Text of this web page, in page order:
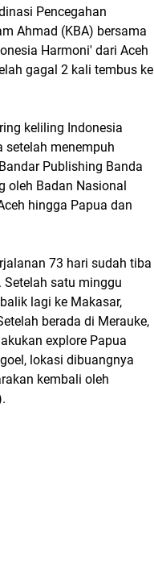
Pencegahan
Ahmad (KBA) bersama
Harmoni' dari Aceh
gagal 2 kali tembus ke
keliling Indonesia
setelah menempuh
Publishing Banda
oleh Badan Nasional
hingga Papua dan
73 hari sudah tiba
Setelah satu minggu
lagi ke Makasar,
berada di Merauke,
explore Papua
lokasi dibuangnya
kembali oleh